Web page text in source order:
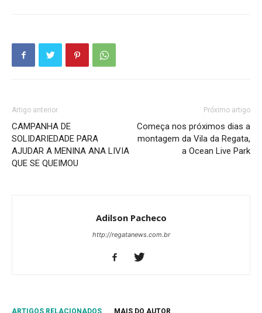
Artigo anterior
CAMPANHA DE
SOLIDARIEDADE PARA
AJUDAR A MENINA ANA LIVIA
QUE SE QUEIMOU
Próximo artigo
Começa nos próximos dias a
montagem da Vila da Regata,
a Ocean Live Park
Adilson Pacheco
http://regatanews.com.br